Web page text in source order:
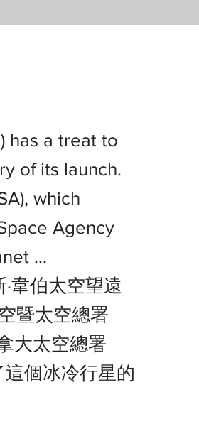
has a treat to
of its launch.
which
Agency
…
韋伯太空望遠
暨太空總署
大太空總署
這個冰冷行星的